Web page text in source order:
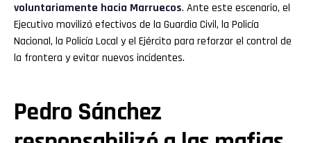
voluntariamente hacia Marruecos. Ante este escenario, el
Ejecutivo movilizó efectivos de la Guardia Civil, la Policía
Nacional, la Policía Local y el Ejército para reforzar el control de
la frontera y evitar nuevos incidentes.
Pedro Sánchez